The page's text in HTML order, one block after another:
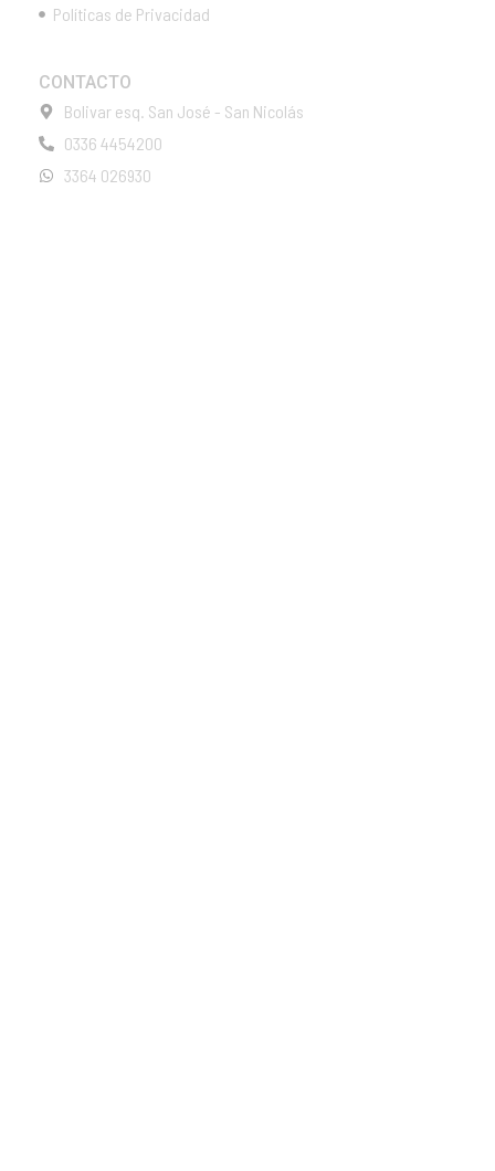
Políticas de Privacidad
CONTACTO
Bolivar esq. San José - San Nicolás
0336 4454200
3364 026930